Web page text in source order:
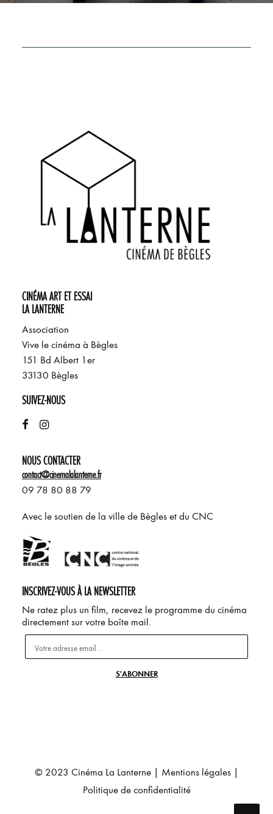
CINÉMA ART ET ESSAI
LA LANTERNE
Association
Vive le cinéma à Bègles
151 Bd Albert 1er
33130 Bègles
SUIVEZ-NOUS
NOUS CONTACTER
contact@cinemalalanterne.fr
09 78 80 88 79
Avec le soutien de la ville de Bègles et du CNC
INSCRIVEZ-VOUS À LA NEWSLETTER
Ne ratez plus un film, recevez le programme du cinéma
directement sur votre boîte mail.
© 2023 Cinéma La Lanterne | Mentions légales|
Politique de confidentialité